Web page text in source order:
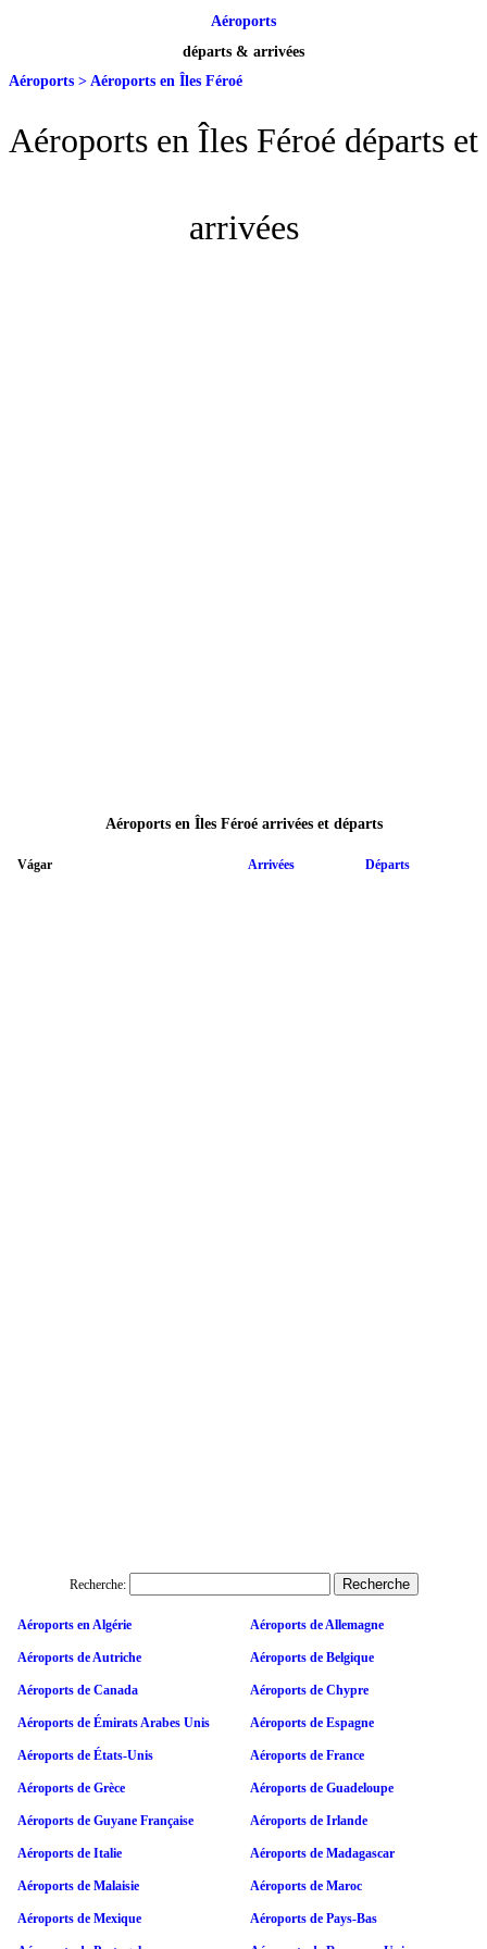
Aéroports
départs & arrivées
Aéroports > Aéroports en Îles Féroé
Aéroports en Îles Féroé départs et
arrivées
Aéroports en Îles Féroé arrivées et départs
Vágar Arrivées Départs
Recherche:
Aéroports en Algérie Aéroports de Allemagne
Aéroports de Autriche Aéroports de Belgique
Aéroports de Canada Aéroports de Chypre
Aéroports de Émirats Arabes Unis Aéroports de Espagne
Aéroports de États-Unis Aéroports de France
Aéroports de Grèce Aéroports de Guadeloupe
Aéroports de Guyane Française Aéroports de Irlande
Aéroports de Italie Aéroports de Madagascar
Aéroports de Malaisie Aéroports de Maroc
Aéroports de Mexique Aéroports de Pays-Bas